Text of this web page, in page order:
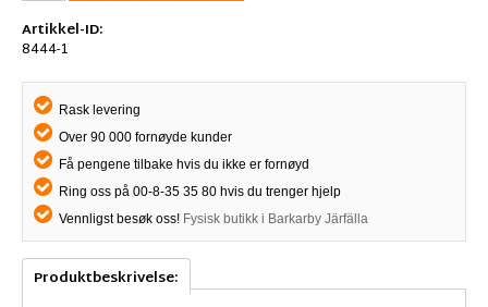
Artikkel-ID:
8444-1
Rask levering
Over 90 000 fornøyde kunder
Få pengene tilbake hvis du ikke er fornøyd
Ring oss på 00-8-35 35 80 hvis du trenger hjelp
Vennligst besøk oss! Fysisk butikk i Barkarby Järfälla
Produktbeskrivelse: